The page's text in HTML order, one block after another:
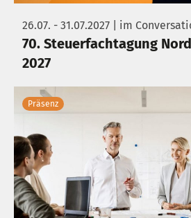
26.07. - 31.07.2027 | im
70. Steuerfachtagung
2027
Präsenz